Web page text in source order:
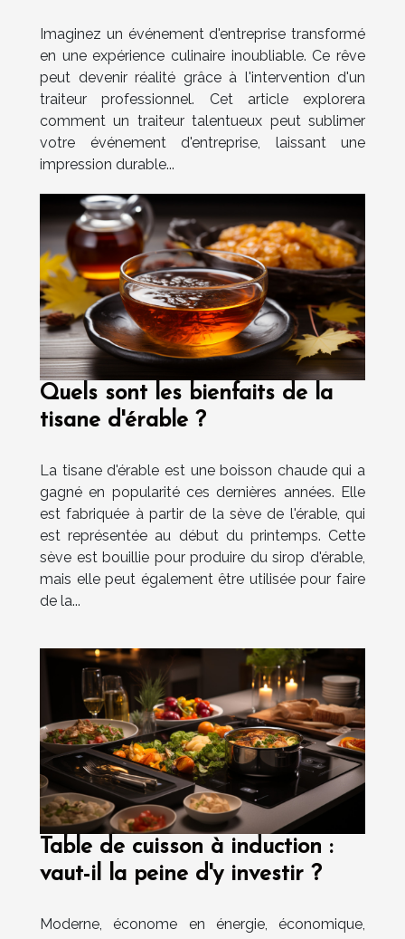
culinaire inoubliable
Imaginez un événement d'entreprise transformé
en une expérience culinaire inoubliable. Ce rêve
peut devenir réalité grâce à l'intervention d'un
traiteur professionnel. Cet article explorera
comment un traiteur talentueux peut sublimer
votre événement d'entreprise, laissant une
impression durable...
Quels sont les bienfaits de la
tisane d'érable ?
La tisane d'érable est une boisson chaude qui a
gagné en popularité ces dernières années. Elle
est fabriquée à partir de la sève de l'érable, qui
est représentée au début du printemps. Cette
sève est bouillie pour produire du sirop d'érable,
mais elle peut également être utilisée pour faire
de la...
Table de cuisson à induction :
vaut-il la peine d'y investir ?
Moderne, économe en énergie, économique,